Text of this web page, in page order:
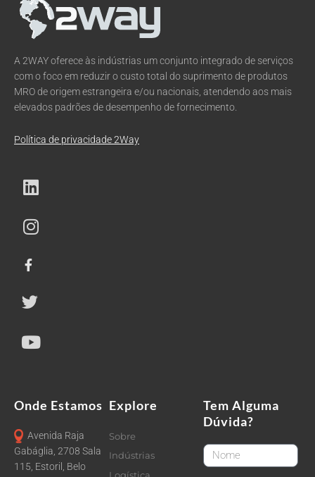
A 2WAY oferece às indústrias um conjunto integrado de serviços
com o foco em reduzir o custo total do suprimento de produtos
MRO de origem estrangeira e/ou nacionais, atendendo aos mais
elevados padrões de desempenho de fornecimento.
Política de privacidade 2Way
Onde Estamos
Avenida Raja
Gabáglia, 2708 Sala
115, Estoril, Belo
Explore
Sobre
Indústrias
Tem Alguma
Dúvida?
FirstName